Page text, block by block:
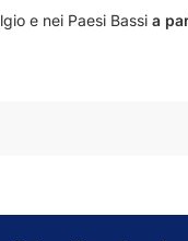
e nei Paesi Bassi a